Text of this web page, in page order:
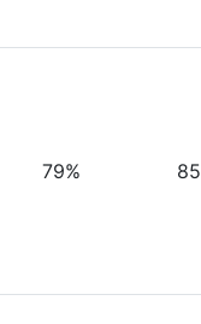
79% 85